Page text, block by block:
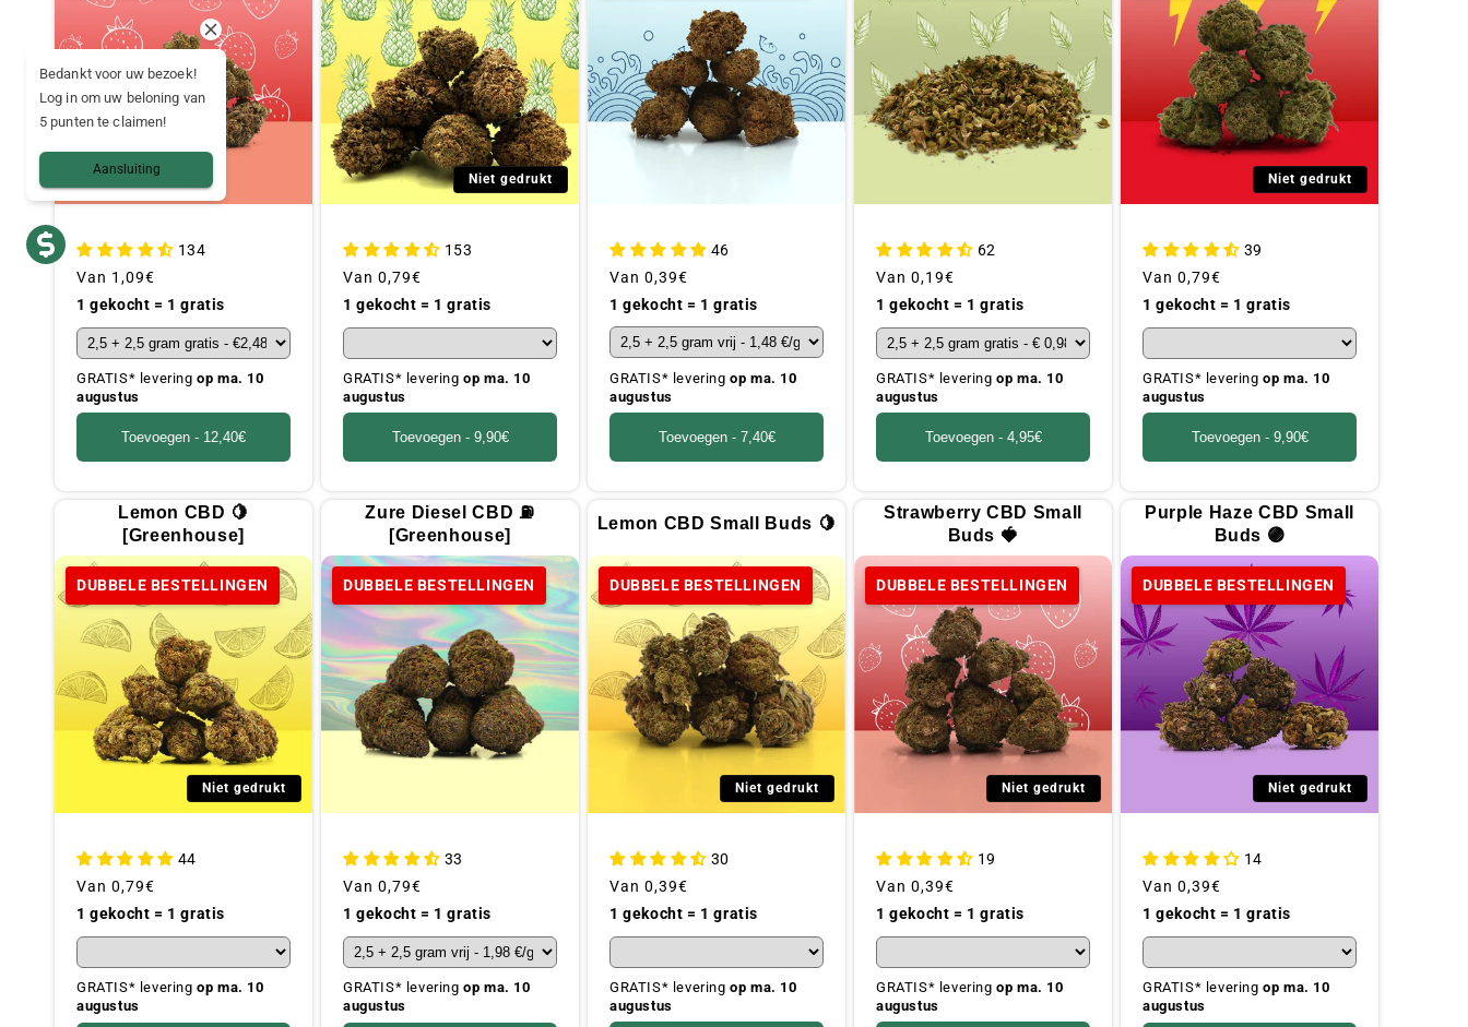
134
Gebruikelijke
prijs
Van 1,09€
1 gekocht = 1 gratis
GRATIS* leveringop ma. 10
augustus
Toevoegen - 12,40€
Niet gedrukt
153
Gebruikelijke
prijs
Van 0,79€
1 gekocht = 1 gratis
GRATIS* leveringop ma. 10
augustus
Toevoegen - 9,90€
46
Gebruikelijke
prijs
Van 0,39€
1 gekocht = 1 gratis
GRATIS* leveringop ma. 10
augustus
Toevoegen - 7,40€
62
Gebruikelijke
prijs
Van 0,19€
1 gekocht = 1 gratis
GRATIS* leveringop ma. 10
augustus
Toevoegen - 4,95€
Niet gedrukt
39
Gebruikelijke
prijs
Van 0,79€
1 gekocht = 1 gratis
GRATIS* leveringop ma. 10
augustus
Toevoegen - 9,90€
Lemon CBD 🍋
[Greenhouse]
DUBBELE BESTELLINGEN
Niet gedrukt
44
Gebruikelijke
prijs
Van 0,79€
1 gekocht = 1 gratis
GRATIS* leveringop ma. 10
augustus
Zure Diesel CBD ⛽
[Greenhouse]
DUBBELE BESTELLINGEN
33
Gebruikelijke
prijs
Van 0,79€
1 gekocht = 1 gratis
GRATIS* leveringop ma. 10
augustus
Lemon CBD Small Buds 🍋
DUBBELE BESTELLINGEN
Niet gedrukt
30
Gebruikelijke
prijs
Van 0,39€
1 gekocht = 1 gratis
GRATIS* leveringop ma. 10
augustus
Strawberry CBD Small
Buds 🍓
DUBBELE BESTELLINGEN
Niet gedrukt
19
Gebruikelijke
prijs
Van 0,39€
1 gekocht = 1 gratis
GRATIS* leveringop ma. 10
augustus
Purple Haze CBD Small
Buds 🟣
DUBBELE BESTELLINGEN
Niet gedrukt
14
Gebruikelijke
prijs
Van 0,39€
1 gekocht = 1 gratis
GRATIS* leveringop ma. 10
augustus
Bedankt voor uw bezoek!
Log in om uw beloning van
5 punten te claimen!
Aansluiting